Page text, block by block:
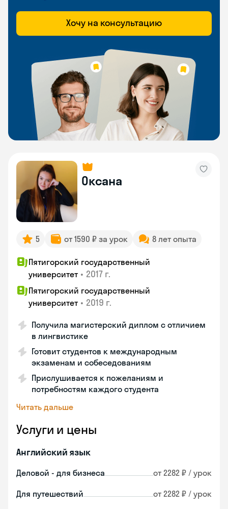
Хочу на консультацию
Оксана
5 от 1590 ₽ за урок 8 лет опыта
Пятигорский государственный
университет • 2017 г.
Пятигорский государственный
университет • 2019 г.
Получила магистерский диплом с отличием
в лингвистике
Готовит студентов к международным
экзаменам и собеседованиям
Прислушивается к пожеланиям и
потребностям каждого студента
Читать дальше
Услуги и цены
Английский язык
Деловой - для бизнеса от 2282 ₽ / урок
Для путешествий от 2282 ₽ / урок